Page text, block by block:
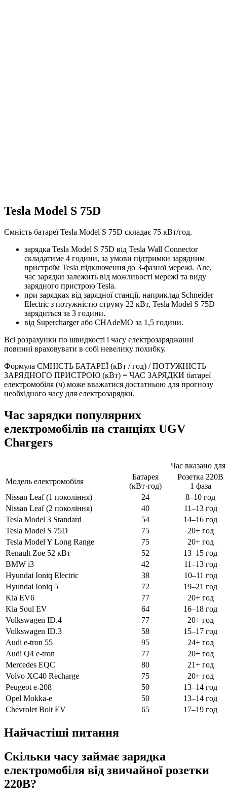
Tesla Model S 75D
Ємність батареї Tesla Model S 75D складає 75 кВт/год.
зарядка Tesla Model S 75D від Tesla Wall Connector
складатиме 4 години, за умови підтримки зарядним
пристроїм Tesla підключення до 3-фазної мережі. Але,
час зарядки залежить від можливості мережі та виду
зарядного пристрою Tesla.
при зарядках від зарядної станції, наприклад Schneider
Electric з потужністю струму 22 кВт, Tesla Model S 75D
зарядиться за 3 години.
від Supercharger або CHAdeMO за 1,5 години.
Всі розрахунки по швидкості і часу електрозаряджанні
повинні враховувати в собі невелику похибку.
Формула ЄМНІСТЬ БАТАРЕЇ (кВт / год) / ПОТУЖНІСТЬ
ЗАРЯДНОГО ПРИСТРОЮ (кВт) = ЧАС ЗАРЯДКИ батареї
електромобіля (ч) може вважатися достатньою для прогнозу
необхідного часу для електрозарядки.
Час зарядки популярних
електромобілів на станціях UGV
Chargers
Час вказано
Модель електромобіля
Батарея
(кВт·год)
Розетка 220В
1 фаза
Nissan Leaf (1 покоління)
24
8–10 год
Nissan Leaf (2 покоління)
40
11–13 год
Tesla Model 3 Standard
54
14–16 год
Tesla Model S 75D
75
20+ год
Tesla Model Y Long Range
75
20+ год
Renault Zoe 52 кВт
52
13–15 год
BMW i3
42
11–13 год
Hyundai Ioniq Electric
38
10–11 год
Hyundai Ioniq 5
72
19–21 год
Kia EV6
77
20+ год
Kia Soul EV
64
16–18 год
Volkswagen ID.4
77
20+ год
Volkswagen ID.3
58
15–17 год
Audi e-tron 55
95
24+ год
Audi Q4 e-tron
77
20+ год
Mercedes EQC
80
21+ год
Volvo XC40 Recharge
75
20+ год
Peugeot e-208
50
13–14 год
Opel Mokka-e
50
13–14 год
Chevrolet Bolt EV
65 17–19 год
Найчастіші питання
Скільки часу займає зарядка
електромобіля від звичайної розетки
220В?